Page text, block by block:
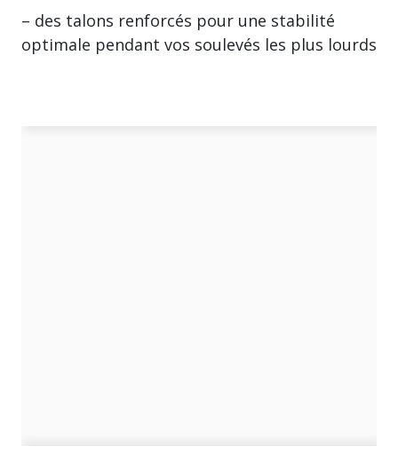
– des talons renforcés pour une stabilité
optimale pendant vos soulevés les plus lourds